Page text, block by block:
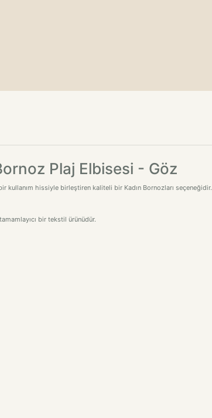
Plaj Elbisesi - Göz
kullanım hissiyle birleştiren kaliteli bir Kadın Bornozları seçeneğidir.
bir tekstil ürünüdür.